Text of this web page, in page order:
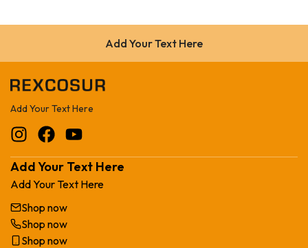
Add Your Text Here
Add Your Text Here
Add Your Text Here
Add Your Text Here
Shop now
Shop now
Shop now